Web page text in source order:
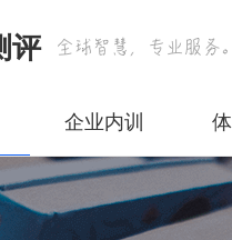
评
企业内训